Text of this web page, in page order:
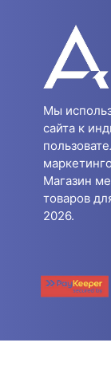
Мы
сайта к
Магазин
товаров
2026.